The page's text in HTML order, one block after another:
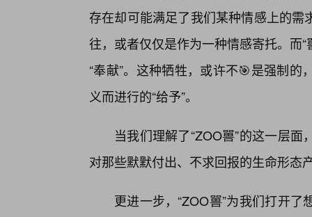
存在却可能满足了我们某种情感上的
往，或者仅仅是作为一种情感寄托。而
“奉献”。这种牺牲，或许不🎯是强制
义而进行的“给予”。
当我们理解了“ZOO嘼”的这一层
对那些默默付出、不求回报的生命形态
更进一步，“ZOO嘼”为我们打开